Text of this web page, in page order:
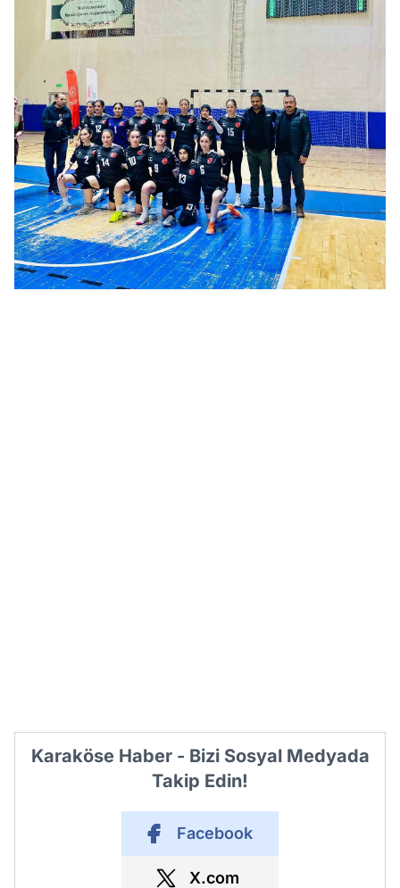
Karaköse Haber - Bizi Sosyal Medyada
Takip Edin!
Facebook
X.com